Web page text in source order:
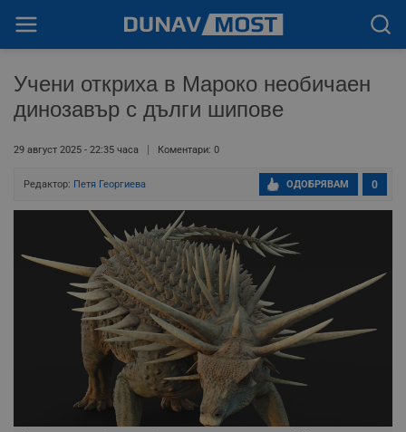
Учени откриха в Мароко необичаен
динозавър с дълги шипове
29 август 2025 - 22:35 часа Коментари: 0
Редактор: Петя Георгиева 0
ОДОБРЯВАМ